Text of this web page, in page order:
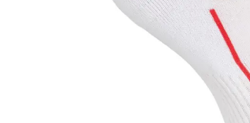
Paiement sécurisé